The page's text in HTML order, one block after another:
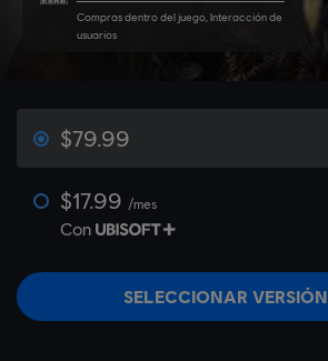
Compras dentro del juego, Interacción de
usuarios
$79.99
$17.99 /mes
Con
SELECCIONAR VERSIÓN